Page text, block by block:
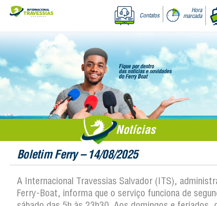
Contatos
Hora
marcada
Notícias
Boletim Ferry – 14/08/2025
A Internacional Travessias Salvador (ITS),
Ferry-Boat, informa que o serviço funciona de